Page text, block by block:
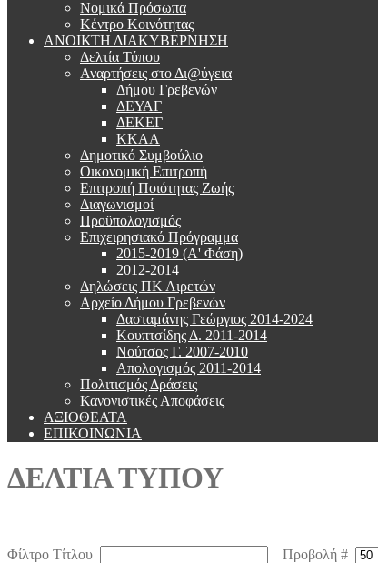
Νομικά Πρόσωπα
Κέντρο Κοινότητας
ΑΝΟΙΚΤΗ ΔΙΑΚΥΒΕΡΝΗΣΗ
Δελτία Τύπου
Αναρτήσεις στο Δι@ύγεια
Δήμου Γρεβενών
ΔΕΥΑΓ
ΔΕΚΕΓ
ΚΚΑΑ
Δημοτικό Συμβούλιο
Οικονομική Επιτροπή
Επιτροπή Ποιότητας Ζωής
Διαγωνισμοί
Προϋπολογισμός
Επιχειρησιακό Πρόγραμμα
2015-2019 (Α' Φάση)
2012-2014
Δηλώσεις ΠΚ Αιρετών
Αρχείο Δήμου Γρεβενών
Δασταμάνης Γεώργιος 2014-2024
Κουπτσίδης Δ. 2011-2014
Νούτσος Γ. 2007-2010
Απολογισμός 2011-2014
Πολιτισμός Δράσεις
Κανονιστικές Αποφάσεις
ΑΞΙΟΘΕΑΤΑ
ΕΠΙΚΟΙΝΩΝΙΑ
ΔΕΛΤΙΑ ΤΥΠΟΥ
Φίλτρο Τίτλου
Προβολή #